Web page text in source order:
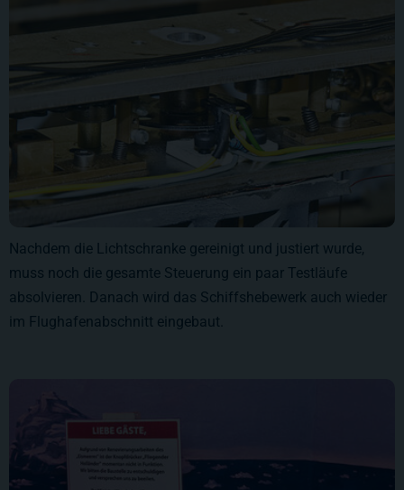
Nachdem die Lichtschranke gereinigt und justiert wurde,
muss noch die gesamte Steuerung ein paar Testläufe
absolvieren. Danach wird das Schiffshebewerk auch wieder
im Flughafenabschnitt eingebaut.